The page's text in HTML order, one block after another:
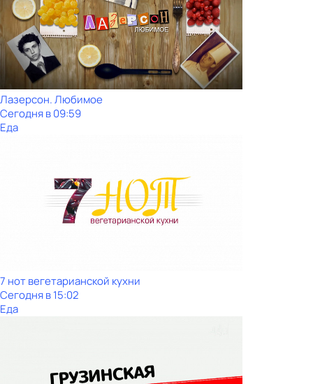
Лазерсон. Любимое
Сегодня в 09:59
Еда
7 нот вегетарианской кухни
Сегодня в 15:02
Еда